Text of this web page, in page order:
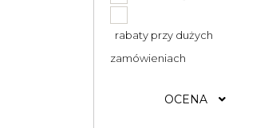
rabaty przy dużych
zamówieniach
OCENA